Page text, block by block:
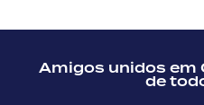
Amigos unidos em
de